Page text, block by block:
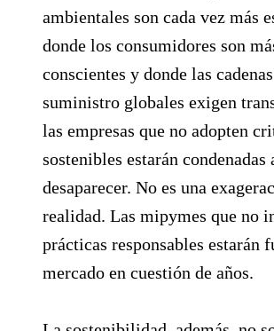
ambientales son cada vez más
donde los consumidores son
conscientes y donde las
suministro globales exigen
las empresas que no adopten
sostenibles estarán condenadas
desaparecer. No es una
realidad. Las mipymes que no
prácticas responsables estarán
mercado en cuestión de años.